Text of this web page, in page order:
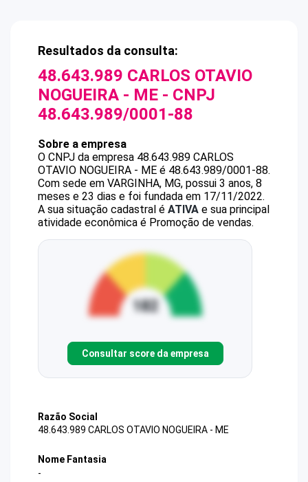
Resultados da consulta:
48.643.989 CARLOS OTAVIO
NOGUEIRA - ME - CNPJ
48.643.989/0001-88
Sobre a empresa
O CNPJ da empresa 48.643.989 CARLOS
OTAVIO NOGUEIRA - ME é 48.643.989/0001-88.
Com sede em VARGINHA, MG, possui 3 anos, 8
meses e 23 dias e foi fundada em 17/11/2022.
A sua situação cadastral é ATIVA e sua principal
atividade econômica é Promoção de vendas.
Consultar score da empresa
Razão Social
48.643.989 CARLOS OTAVIO NOGUEIRA - ME
Nome Fantasia
-